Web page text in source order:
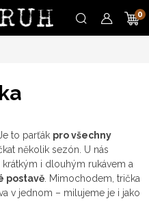
to parťák pro všechny
několik sezón. U nás
i dlouhým rukávem a
postavě . Mimochodem, trička
v jednom – milujeme je i jako